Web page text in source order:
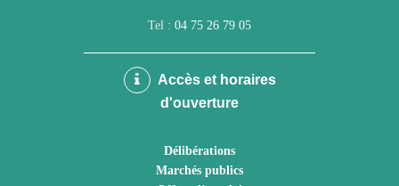
Tel : 04 75 26 79 05
Accès et horaires
d'ouverture
Délibérations
Marchés publics